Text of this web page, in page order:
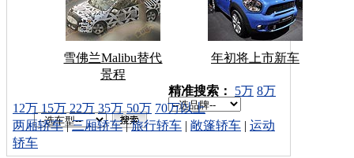
雪佛兰Malibu替代
景程
年初将上市新车
车型搜索：
精准搜索： 5万 8万
12万 15万 22万 35万 50万 70万以上
两厢轿车|三厢轿车|旅行轿车 | 敞篷轿车 | 运动
轿车